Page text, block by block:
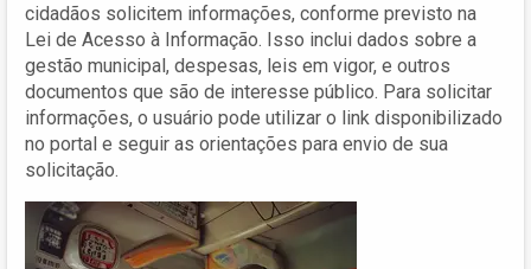
cidadãos solicitem informações, conforme previsto na
Lei de Acesso à Informação. Isso inclui dados sobre a
gestão municipal, despesas, leis em vigor, e outros
documentos que são de interesse público. Para solicitar
informações, o usuário pode utilizar o link disponibilizado
no portal e seguir as orientações para envio de sua
solicitação.